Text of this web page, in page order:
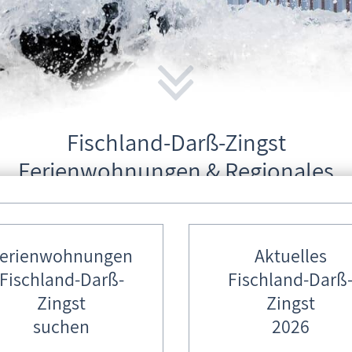
Fischland-Darß-Zingst
Ferienwohnungen & Regionales
Wir wünschen Ihnen einen erholsamen und
erlebnisreichen Urlaub auf unserer Halbinsel
Darß-
Zingst
suchen
Aktuelles
Fischland-
Zingst
2026